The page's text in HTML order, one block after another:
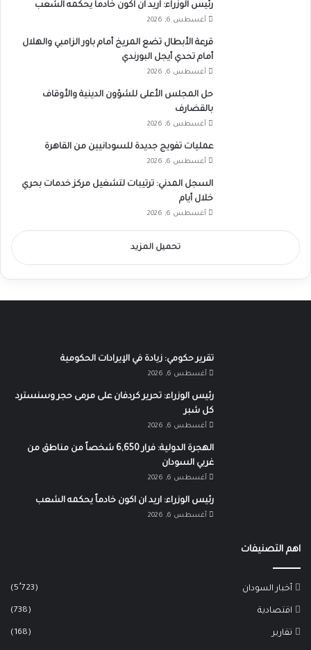
رئيس الوزراء: اريد ان اكون خادماً يحكمه الشعب
أغسطس 6, 2026
قرعة الأبطال تضع المريخ أمام باور الزامبي والهلال
أمام تحدي أيجل البورندي
أغسطس 6, 2026
حل المجلس الأعلى للشؤون الدينية والأوقاف
بالقضارف
أغسطس 6, 2026
عمليات تفويج جديدة للسودانيين من القاهرة
أغسطس 6, 2026
السجل المدني: ترتيبات لتشغيل مركز خدمات بحري
خلال أيام
أغسطس 6, 2026
تحميل المزيد
تقرير حكومي: زيادة في الإيرادات الحكومية
أغسطس 6, 2026
رئيس الوزراء: تحرير كردفان على مرمى حجر وسنسترد
كل شبر
أغسطس 6, 2026
الهجرة الدولية: فرار 6,650 شخصاً من مناطق من
غربي السودان
أغسطس 6, 2026
رئيس الوزراء: اريد ان اكون خادماً يحكمه الشعب
أغسطس 6, 2026
اهم التصنيفات
أخبار السودان (5٬723)
اقتصادية (738)
تقارير (168)